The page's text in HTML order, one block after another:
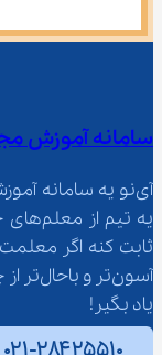
سامانه آموزش
آی‌نو یه سامانه
یه
ثابت کنه اگر
یاد بگیر!